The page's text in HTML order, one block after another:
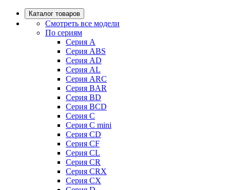
Каталог товаров
Смотреть все модели
По сериям
Серия A
Серия ABS
Серия AD
Серия AL
Серия ARC
Серия BAR
Серия BD
Серия BCD
Серия C
Серия C mini
Серия CD
Серия CF
Серия CL
Серия CR
Серия CRX
Серия CX